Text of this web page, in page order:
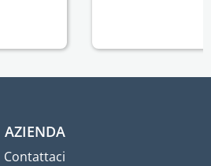
AZIENDA
Contattaci